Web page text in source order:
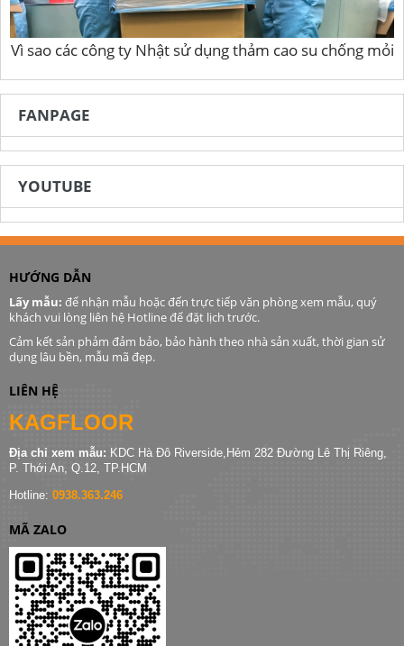
Vì sao các công ty Nhật sử dụng thảm cao su chống mỏi
FANPAGE
YOUTUBE
HƯỚNG DẪN
Lấy mẫu: để nhận mẫu hoặc đến trực tiếp văn phòng xem mẫu, quý
khách vui lòng liên hệ Hotline để đặt lịch trước.
Cảm kết sản phảm đảm bảo, bảo hành theo nhà sản xuất, thời gian sử
dụng lâu bền, mẫu mã đẹp.
LIÊN HỆ
KAGFLOOR
Địa chỉ xem mẫu: KDC Hà Đô Riverside,Hẻm 282 Đường Lê Thị Riêng,
P. Thới An, Q.12, TP.HCM
Hotline: 0938.363.246
MÃ ZALO